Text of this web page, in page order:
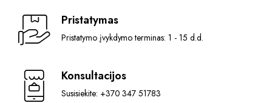
Pristatymas
Pristatymo įvykdymo terminas: 1 - 15 d.d.
Konsultacijos
Susisiekite: +370 347 51783